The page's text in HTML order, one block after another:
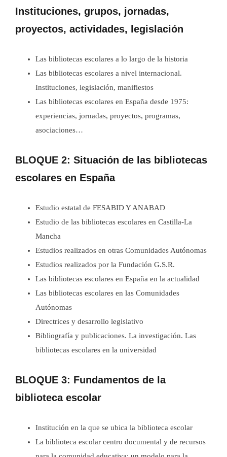
Instituciones, grupos, jornadas,
proyectos, actividades, legislación
Las bibliotecas escolares a lo largo de la historia
Las bibliotecas escolares a nivel internacional.
Instituciones, legislación, manifiestos
Las bibliotecas escolares en España desde 1975:
experiencias, jornadas, proyectos, programas,
asociaciones…
BLOQUE 2: Situación de las bibliotecas
escolares en España
Estudio estatal de FESABID Y ANABAD
Estudio de las bibliotecas escolares en Castilla-La
Mancha
Estudios realizados en otras Comunidades Autónomas
Estudios realizados por la Fundación G.S.R.
Las bibliotecas escolares en España en la actualidad
Las bibliotecas escolares en las Comunidades
Autónomas
Directrices y desarrollo legislativo
Bibliografía y publicaciones. La investigación. Las
bibliotecas escolares en la universidad
BLOQUE3: Fundamentos de la
biblioteca escolar
Institución en la que se ubica la biblioteca escolar
La biblioteca escolar centro documental y de recursos